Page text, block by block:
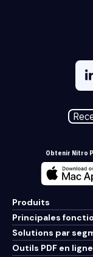
Obtenir Nitro
Produits
Principales
Solutions par
Outils PDF en